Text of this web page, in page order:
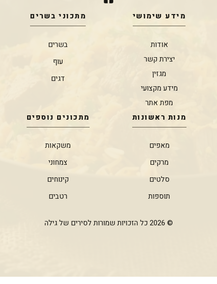
מידע שימושי
אודות
יצירת קשר
מגזין
מידע מקצועי
מפת אתר
מתכוני בשרים
בשרים
עוף
דגים
מנות ראשונות
מאפים
מרקים
סלטים
תוספות
מתכונים נוספים
משקאות
צמחוני
קינוחים
רטבים
© 2026 כל הזכויות שמורות לסירים של גילה